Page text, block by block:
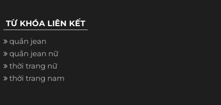
TỪ KHÓA LIÊN KẾT
quần jean
quần jean nữ
thời trang nữ
thời trang nam